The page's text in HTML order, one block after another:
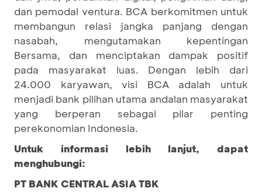
dan pemodal ventura. BCA berkomitmen untuk
membangun relasi jangka panjang dengan
nasabah, mengutamakan kepentingan
Bersama, dan menciptakan dampak positif
pada masyarakat luas. Dengan lebih dari
24.000 karyawan, visi BCA adalah untuk
menjadi bank pilihan utama andalan masyarakat
yang berperan sebagai pilar penting
perekonomian Indonesia.
Untuk informasi lebih lanjut, dapat
menghubungi:
PT BANK CENTRAL ASIA TBK